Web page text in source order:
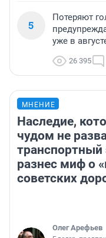
5
Потеряют
уже в
26 395
МНЕНИЕ
Наследие,
чудом не
транспортный
разнес миф о
советских
Олег Арефьев